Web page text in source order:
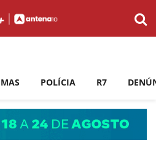
POLÍCIA R7